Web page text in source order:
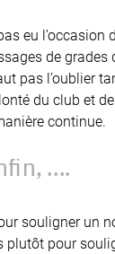
eu l’occasion
de grades
pas l’oublier
du club et
continue.
….
souligner un
plutôt pour